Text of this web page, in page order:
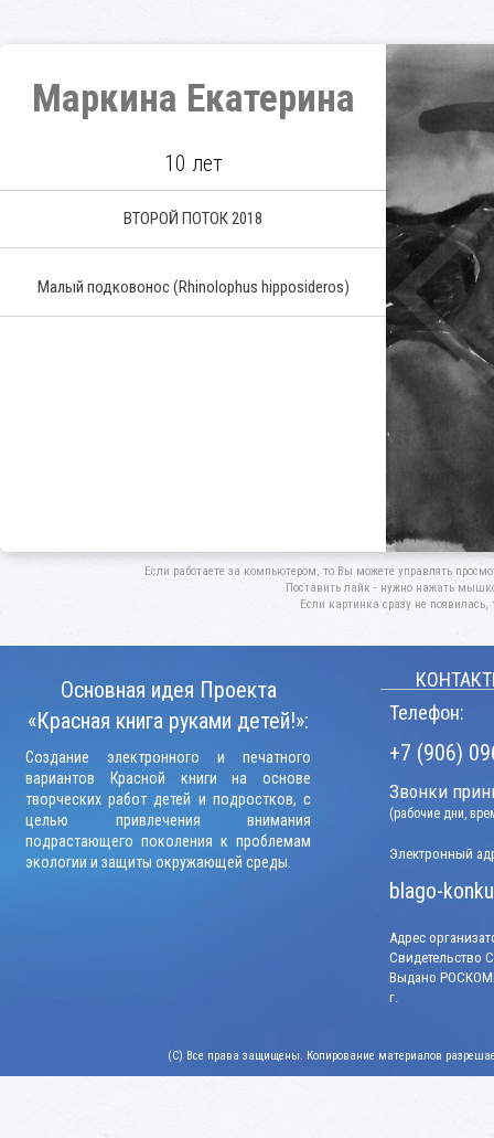
Маркина Екатерина
10 лет
ВТОРОЙ ПОТОК 2018
Малый подковонос(Rhinolophus hipposideros)
Если работаете за компьютером, то Вы можете управлять
Поставить лайк - нужно нажать
Если картинка сразу не появилась,
Основная идея Проекта
«Красная книга руками детей!»:
Создание электронного и печатного
вариантов Красной книги на основе
творческих работ детей и подростков, с
целью привлечения внимания
подрастающего поколения к проблемам
экологии и защиты окружающей среды.
Телефон:
+7 (906)
Звонки
(рабочие дни,
Электронный
blago-
Адрес
Свидетельство
Выдано
г.
(C) Все права защищены. Копирование материалов